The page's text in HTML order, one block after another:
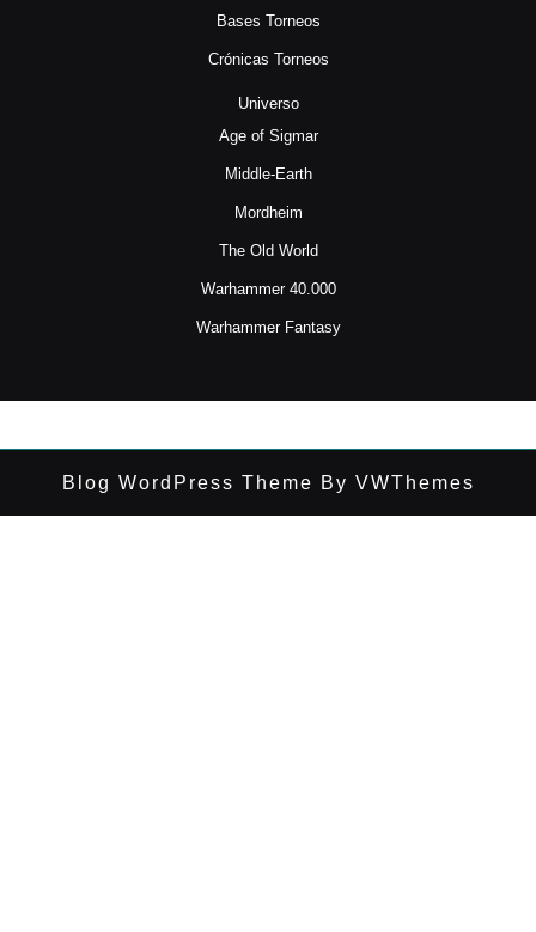
Bases Torneos
Crónicas Torneos
Universo
Age of Sigmar
Middle-Earth
Mordheim
The Old World
Warhammer 40.000
Warhammer Fantasy
Blog WordPress Theme By VWThemes